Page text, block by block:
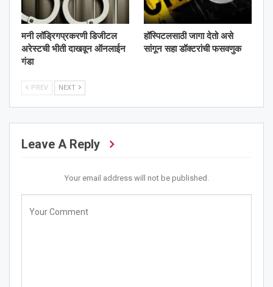
मनी लॉड्रिगप्रकरणी डिजीटल
अरेस्टची भीती दाखवून ऑनलाईन
गंडा
हॉस्पिटलसाठी जागा देतो असे
सांगून सहा डॉक्टरांची फसवणुक
PREV NEXT
Leave A Reply
Your email address will not be published.